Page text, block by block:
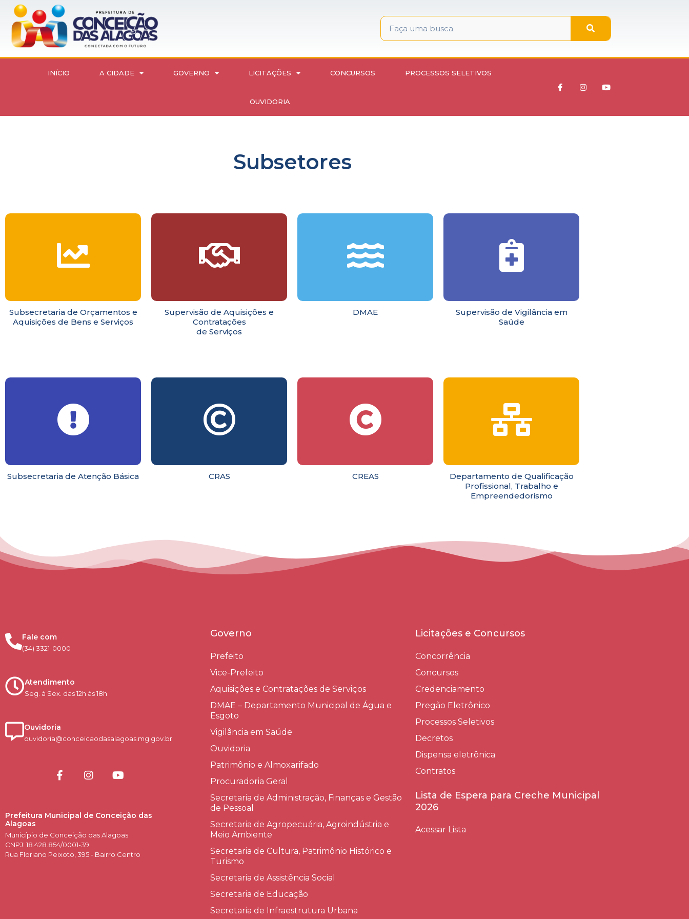
INÍCIO A CIDADE GOVERNO LICITAÇÕES CONCURSOS PROCESSOS SELETIVOS
OUVIDORIA
Subsetores
Subsecretaria de Orçamentos e
Aquisições de Bens e Serviços
Supervisão de Aquisições e
Contratações
de Serviços
DMAE
Supervisão de Vigilância em
Saúde
Subsecretaria de Atenção Básica CRAS CREAS
Departamento de Qualificação
Profissional, Trabalho e
Empreendedorismo
Fale com
(34) 3321-0000
Atendimento
Seg. à Sex. das 12h às 18h
Ouvidoria
ouvidoria@conceicaodasalagoas.mg.gov.br
Prefeitura Municipal de Conceição das
Alagoas
Município de Conceição das Alagoas
CNPJ: 18.428.854/0001-39
Rua Floriano Peixoto, 395 - Bairro Centro
Governo
Prefeito
Vice-Prefeito
Aquisições e Contratações de Serviços​
DMAE – Departamento Municipal de Água e
Esgoto
Vigilância em Saúde
Ouvidoria
Patrimônio e Almoxarifado
Procuradoria Geral
Secretaria de Administração, Finanças e Gestão
de Pessoal
Secretaria de Agropecuária, Agroindústria e
Meio Ambiente
Secretaria de Cultura, Patrimônio Histórico e
Turismo
Secretaria de Assistência Social
Secretaria de Educação
Secretaria de Infraestrutura Urbana
Licitações e Concursos
Concorrência
Concursos
Credenciamento
Pregão Eletrônico
Processos Seletivos
Decretos
Dispensa eletrônica
Contratos
Lista de Espera para Creche Municipal
2026
Acessar Lista